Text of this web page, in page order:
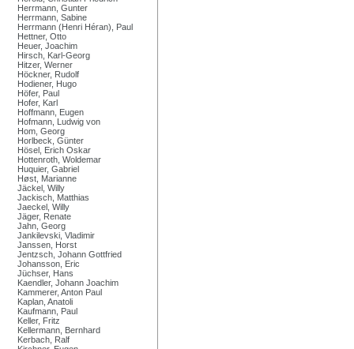
Herrmann, Gunter
Herrmann, Sabine
Herrmann (Henri Héran), Paul
Hettner, Otto
Heuer, Joachim
Hirsch, Karl-Georg
Hitzer, Werner
Höckner, Rudolf
Hodiener, Hugo
Höfer, Paul
Hofer, Karl
Hoffmann, Eugen
Hofmann, Ludwig von
Hom, Georg
Horlbeck, Günter
Hösel, Erich Oskar
Hottenroth, Woldemar
Huquier, Gabriel
Høst, Marianne
Jäckel, Willy
Jackisch, Matthias
Jaeckel, Willy
Jäger, Renate
Jahn, Georg
Jankilevski, Vladimir
Janssen, Horst
Jentzsch, Johann Gottfried
Johansson, Eric
Jüchser, Hans
Kaendler, Johann Joachim
Kammerer, Anton Paul
Kaplan, Anatoli
Kaufmann, Paul
Keller, Fritz
Kellermann, Bernhard
Kerbach, Ralf